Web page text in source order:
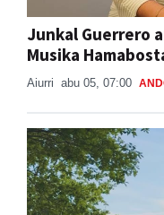
Junkal Guerrero
Musika
Aiurri abu 05, 07:00